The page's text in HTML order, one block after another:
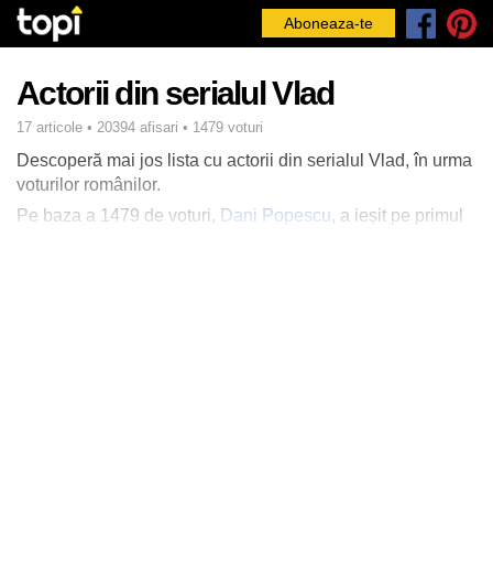
Aboneaza-te
Actorii din serialul Vlad
17 articole • 20394 afisari • 1479 voturi
Descoperă mai jos lista cu actorii din serialul Vlad, în urma
voturilor românilor.
Pe baza a 1479 de voturi, Dani Popescu, a ieșit pe primul